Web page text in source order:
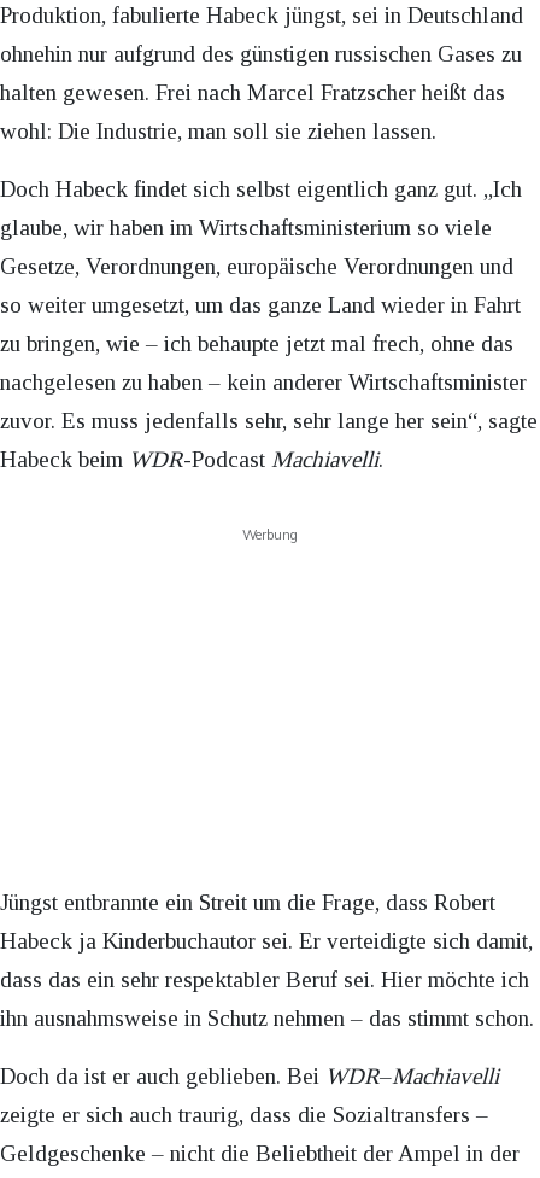
Produktion, fabulierte Habeck jüngst, sei in Deutschland
ohnehin nur aufgrund des günstigen russischen Gases zu
halten gewesen. Frei nach Marcel Fratzscher heißt das
wohl: Die Industrie, man soll sie ziehen lassen.
Doch Habeck findet sich selbst eigentlich ganz gut. „Ich
glaube, wir haben im Wirtschaftsministerium so viele
Gesetze, Verordnungen, europäische Verordnungen und
so weiter umgesetzt, um das ganze Land wieder in Fahrt
zu bringen, wie – ich behaupte jetzt mal frech, ohne das
nachgelesen zu haben – kein anderer Wirtschaftsminister
zuvor. Es muss jedenfalls sehr, sehr lange her sein“, sagte
Habeck beim WDR-Podcast Machiavelli.
Werbung
Jüngst entbrannte ein Streit um die Frage, dass Robert
Habeck ja Kinderbuchautor sei. Er verteidigte sich damit,
dass das ein sehr respektabler Beruf sei. Hier möchte ich
ihn ausnahmsweise in Schutz nehmen – das stimmt schon.
Doch da ist er auch geblieben. Bei WDR–Machiavelli
zeigte er sich auch traurig, dass die Sozialtransfers –
Geldgeschenke – nicht die Beliebtheit der Ampel in der